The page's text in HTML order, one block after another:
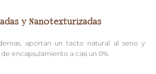
y Nanotexturizadas
aportan un tacto natural al seno y
encapsulamiento a casi un 0%.